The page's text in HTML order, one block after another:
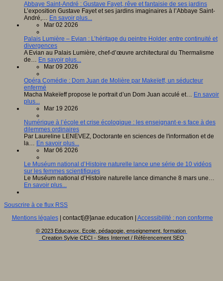
Abbaye Saint-André : Gustave Fayet, rêve et fantaisie de ses jardins
L’exposition Gustave Fayet et ses jardins imaginaires à l’Abbaye Saint-
André,… En savoir plus...
Mar 02 2026
Palais Lumière – Evian : L’héritage du peintre Holder, entre continuité et
divergences
A Evian au Palais Lumière, chef-d’œuvre architectural du Thermalisme
de… En savoir plus...
Mar 09 2026
Opéra Comédie : Dom Juan de Molière par Makeïeff, un séducteur
enfermé
Macha Makeïeff propose le portrait d’un Dom Juan acculé et… En savoir
plus...
Mar 19 2026
Numérique à l’école et crise écologique : les enseignant·e·s face à des
dilemmes ordinaires
Par Laureline LENEVEZ, Doctorante en sciences de l'information et de
la… En savoir plus...
Mar 06 2026
Le Muséum national d’Histoire naturelle lance une série de 10 vidéos
sur les femmes scientifiques
Le Muséum national d’Histoire naturelle lance dimanche 8 mars une…
En savoir plus...
Souscrire à ce flux RSS
Mentions légales| contact[@]anae.education | Accessibilité : non conforme
© 2023 Educavox, Ecole, pédagogie, enseignement, formation
Creation Sylvie CECI - Sites Internet / Référencement SEO